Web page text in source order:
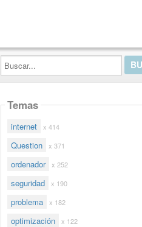
Buscar...
Temas
internet x 414
Question x 371
ordenador x 252
seguridad x 190
problema x 182
optimización x 122